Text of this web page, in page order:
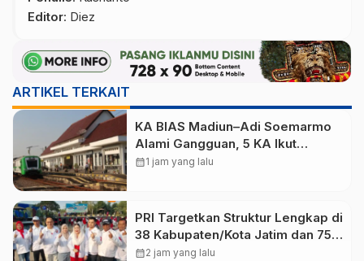
Editor: Diez
ARTIKEL TERKAIT
KA BIAS Madiun–Adi Soemarmo
Alami Gangguan, 5 KA Ikut
Terdampak
calendar_month1 jam yang lalu
PRI Targetkan Struktur Lengkap di
38 Kabupaten/Kota Jatim dan 75
Kursi DPR RI pada Pemilu 2029
calendar_month2 jam yang lalu